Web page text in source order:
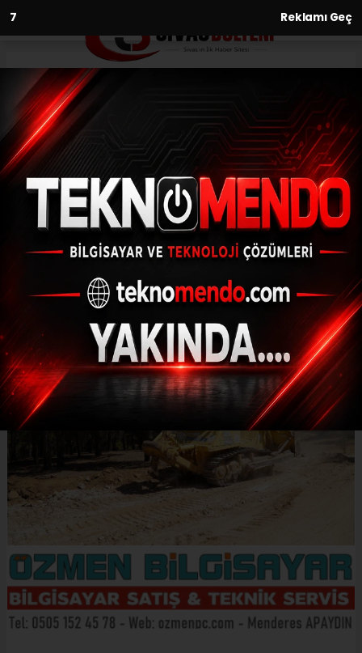
6 Reklamı Geç
Anasayfa Gündem
Dülükbaba’nın yolları
genişletiliyor
GÜNDEM
(İHA) - İhlas Haber Ajansı | 31.07.2024 - 15:00, Güncelleme: 31.07.2024
- 14:58
Dülükbaba’nın yolları genişletiliyor